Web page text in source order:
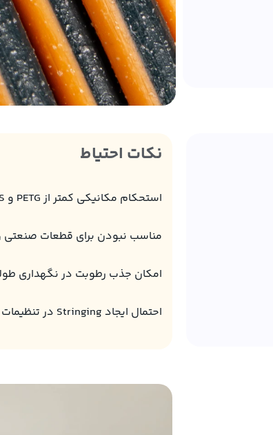
نکات احتیاط
استحکام مکانیکی کمتر از PETG و ABS
مناسب نبودن برای قطعات
امکان جذب رطوبت در نگهداری
احتمال ایجاد Stringing در تنظیمات نامناسب